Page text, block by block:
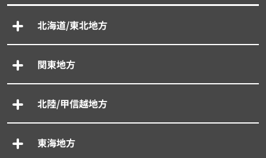
北海道/東北地方
関東地方
北陸/甲信越地方
東海地方